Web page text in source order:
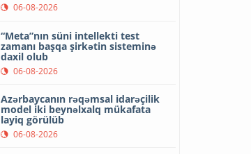
06-08-2026
“Meta”nın süni intellekti test
zamanı başqa şirkətin sisteminə
daxil olub
06-08-2026
Azərbaycanın rəqəmsal idarəçilik
model iki beynəlxalq mükafata
layiq görülüb
06-08-2026